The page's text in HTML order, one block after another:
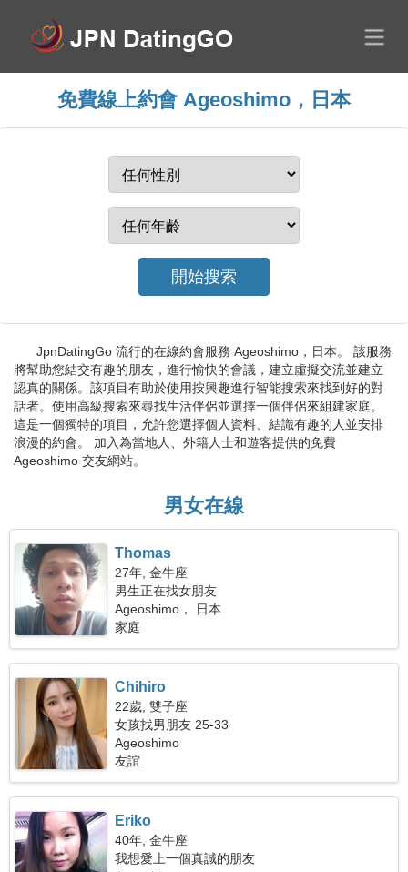
免費線上約會 Ageoshimo，日本
JpnDatingGo 流行的在線約會服務 Ageoshimo，日本。 該服務
將幫助您結交有趣的朋友，進行愉快的會議，建立虛擬交流並建立
認真的關係。該項目有助於使用按興趣進行智能搜索來找到好的對
話者。使用高級搜索來尋找生活伴侶並選擇一個伴侶來組建家庭。
這是一個獨特的項目，允許您選擇個人資料、結識有趣的人並安排
浪漫的約會。 加入為當地人、外籍人士和遊客提供的免費
Ageoshimo 交友網站。
男女在線
Thomas
27年, 金牛座
男生正在找女朋友
Ageoshimo， 日本
家庭
Chihiro
22歲, 雙子座
女孩找男朋友 25-33
Ageoshimo
友誼
Eriko
40年, 金牛座
我想愛上一個真誠的朋友